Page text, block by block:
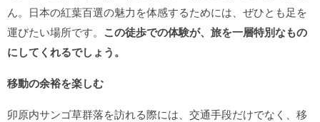
ん。日本の紅葉百選の魅力を体感するためには、ぜひとも足を
運びたい場所です。 この徒歩での体験が、旅を一層特別なもの
にしてくれるでしょう。
移動の余裕を楽しむ
卯原内サンゴ草群落を訪れる際には、交通手段だけでなく、移